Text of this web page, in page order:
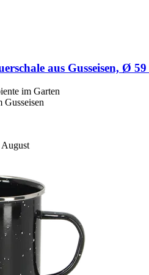
aus Gusseisen, Ø
im Garten
Gusseisen